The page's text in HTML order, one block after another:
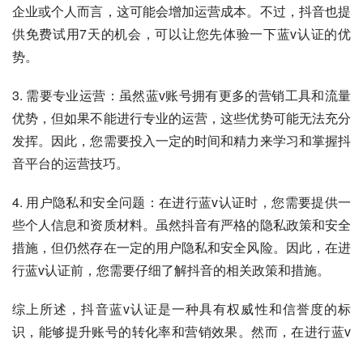
企业或个人而言，这可能会增加运营成本。不过，抖音也提
供免费试用7天的机会，可以让您先体验一下蓝v认证的优
势。
3. 需要专业运营：虽然蓝v账号拥有更多的营销工具和流量
优势，但如果不能进行专业的运营，这些优势可能无法充分
发挥。因此，您需要投入一定的时间和精力来学习和掌握抖
音平台的运营技巧。
4. 用户隐私和安全问题：在进行蓝v认证时，您需要提供一
些个人信息和资质材料。虽然抖音有严格的隐私政策和安全
措施，但仍然存在一定的用户隐私和安全风险。因此，在进
行蓝v认证前，您需要仔细了解抖音的相关政策和措施。
综上所述，抖音蓝v认证是一种具有权威性和信誉度的标
识，能够提升账号的转化率和营销效果。然而，在进行蓝v